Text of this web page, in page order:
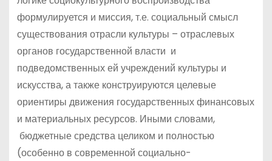
формулируется и миссия, т.е. социальный смысл
существования отрасли культуры – отраслевых
органов государственной власти и
подведомственных ей учреждений культуры и
искусства, а также конструируются целевые
ориентиры движения государственных финансовых
и материальных ресурсов. Иными словами,
бюджетные средства целиком и полностью
(особенно в современной социально-